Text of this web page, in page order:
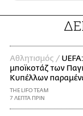
Αθλητισμός /
μποϊκοτάζ των
Κυπέλλων
THE LIFO TEAM
7 ΛΕΠΤΑ ΠΡΙΝ